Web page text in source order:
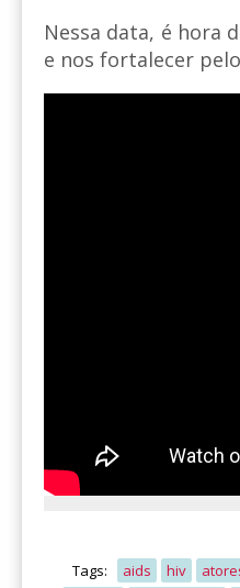
Nessa data, é hora
e nos fortalecer
Tags: aids hiv